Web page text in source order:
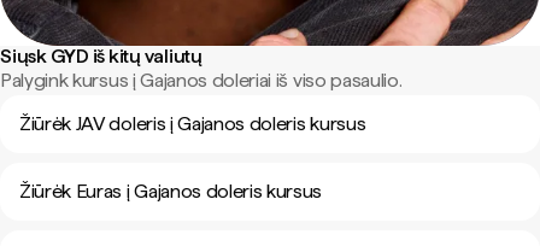
Siųsk GYD iš kitų valiutų
Palygink kursus į Gajanos doleriai iš viso pasaulio.
Žiūrėk JAV doleris į Gajanos doleris kursus
Žiūrėk Euras į Gajanos doleris kursus